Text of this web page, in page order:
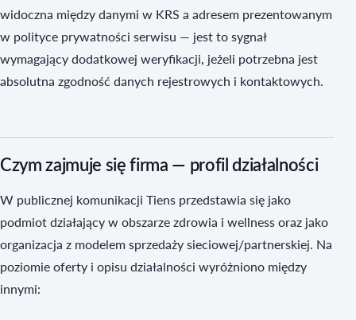
widoczna między danymi w KRS a adresem prezentowanym
w polityce prywatności serwisu — jest to sygnał
wymagający dodatkowej weryfikacji, jeżeli potrzebna jest
absolutna zgodność danych rejestrowych i kontaktowych.
Czym zajmuje się firma — profil działalności
W publicznej komunikacji Tiens przedstawia się jako
podmiot działający w obszarze zdrowia i wellness oraz jako
organizacja z modelem sprzedaży sieciowej/partnerskiej. Na
poziomie oferty i opisu działalności wyróżniono między
innymi: